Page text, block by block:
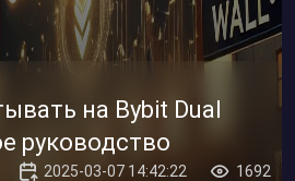
на Bybit Dual
руководство
2025-03-07 14:42:22 1692